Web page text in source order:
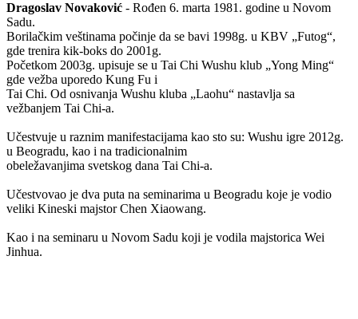
Dragoslav Novaković - Rođen 6. marta 1981. godine u Novom
Sadu.
Borilačkim veštinama počinje da se bavi 1998g. u KBV „Futog“,
gde trenira kik-boks do 2001g.
Početkom 2003g. upisuje se u Tai Chi Wushu klub „Yong Ming“
gde vežba uporedo Kung Fu i
Tai Chi. Od osnivanja Wushu kluba „Laohu“ nastavlja sa
vežbanjem Tai Chi-a.
Učestvuje u raznim manifestacijama kao sto su: Wushu igre 2012g.
u Beogradu, kao i na tradicionalnim
obeležavanjima svetskog dana Tai Chi-a.
Učestvovao je dva puta na seminarima u Beogradu koje je vodio
veliki Kineski majstor Chen Xiaowang.
Kao i na seminaru u Novom Sadu koji je vodila majstorica Wei
Jinhua.